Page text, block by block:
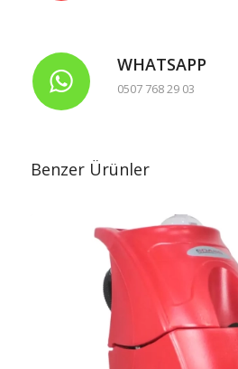
WHATSAPP
0507 768 29 03
Benzer Ürünler